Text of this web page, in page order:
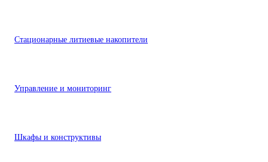
Стационарные литиевые накопители
Управление и мониторинг
Шкафы и конструктивы